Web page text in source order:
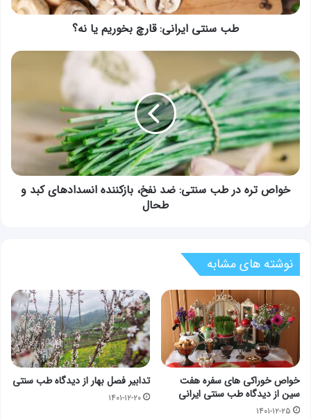
طب سنتی ایرانی: قارچ بخوریم یا نه؟
خواص
تره
در
طب
سنتی:
ضد
نفخ،
بازکننده
انسدادهای
کبدخواص تره در طب سنتی: ضد نفخ، بازکننده انسدادهای کبد و
طحال
نوشته های مشابه
خواص خوراکی های سفره هفت
سین از دیدگاه طب سنتی ایرانی
۱۴۰۱-۱۲-۲۵
تدابیر فصل بهار از دیدگاه طب سنتی
۱۴۰۱-۱۲-۲۰